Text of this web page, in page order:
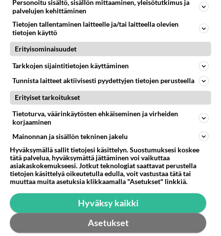
Valitse oma tähtimerkkisi ja lue päivän horoskooppi!
KASARI
Oi! Blue Lagoon sai nuoret
tytöt punastelemaan:
Teinitähti Brooke Shieldsin
Personoitu sisältö, sisällön mittaaminen, yleisötutkimus ja
palvelujen kehittäminen
Tietojen tallentaminen laitteelle ja/tai laitteella olevien
tietojen käyttö
Erityisominaisuudet
Tarkkojen sijaintitietojen käyttäminen
Tunnista laitteet aktiivisesti pyydettyjen tietojen perusteella
Erityiset tarkoitukset
Tietoturva, väärinkäytösten ehkäiseminen ja virheiden
korjaaminen
Mainonnan ja sisällön tekninen jakelu
Hyväksymällä sallit tietojesi käsittelyn. Suostumuksesi koskee
tätä palvelua, hyväksymättä jättäminen voi vaikuttaa
asiakaskokemukseesi. Jotkut teknologiat saattavat perustella
tietojen käsittelyä oikeutetulla edulla, voit vastustaa tätä tai
muuttaa muita asetuksia klikkaamalla "Asetukset" linkkiä.
Hyväksy kaikki
Asetukset